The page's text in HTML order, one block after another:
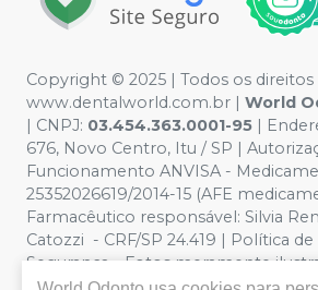
Copyright © 2025 | Todos os direitos
www.dentalworld.com.br | World
| CNPJ: 03.454.363.0001-95 |
676, Novo Centro, Itu / SP |
Funcionamento ANVISA -
25352026619/2014-15 (AFE
Farmacêutico responsável: Silvia
Catozzi - CRF/SP 24.419 | Política de
Segurança - Fotos meramente
condições da loja virtual estão